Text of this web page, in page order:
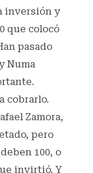
inversión y
que colocó
pasado
Numa
cobrarlo.
Zamora,
pero
100, o
invirtió. Y